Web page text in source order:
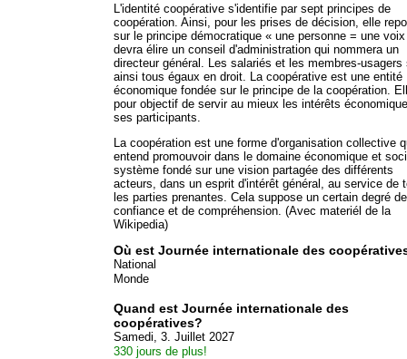
L'identité coopérative s'identifie par sept principes de
coopération. Ainsi, pour les prises de décision, elle
sur le principe démocratique « une personne = une
devra élire un conseil d'administration qui nommera un
directeur général. Les salariés et les membres-usagers
ainsi tous égaux en droit. La coopérative est une entité
économique fondée sur le principe de la coopération.
pour objectif de servir au mieux les intérêts
ses participants.
La coopération est une forme d'organisation collective
entend promouvoir dans le domaine économique et
système fondé sur une vision partagée des différents
acteurs, dans un esprit d'intérêt général, au service de
les parties prenantes. Cela suppose un certain degré de
confiance et de compréhension. (Avec materiél de la
Wikipedia)
Où est Journée internationale des
National
Monde
Quand est Journée internationale des
coopératives?
Samedi, 3. Juillet 2027
330 jours de plus!